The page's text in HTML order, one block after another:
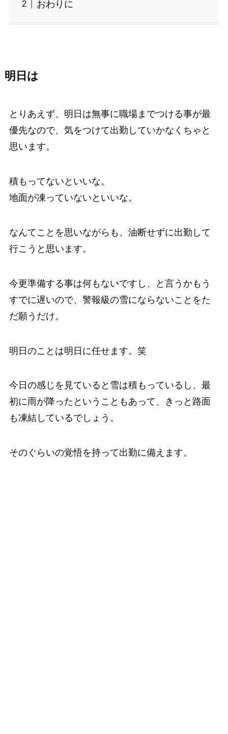
おわりに
明日は
とりあえず、明日は無事に職場までつける事が最
優先なので、気をつけて出勤していかなくちゃと
思います。
積もってないといいな。
地面が凍っていないといいな。
なんてことを思いながらも、油断せずに出勤して
行こうと思います。
今更準備する事は何もないですし、と言うかもう
すでに遅いので、警報級の雪にならないことをた
だ願うだけ。
明日のことは明日に任せます。笑
今日の感じを見ていると雪は積もっているし、最
初に雨が降ったということもあって、きっと路面
も凍結しているでしょう。
そのぐらいの覚悟を持って出勤に備えます。